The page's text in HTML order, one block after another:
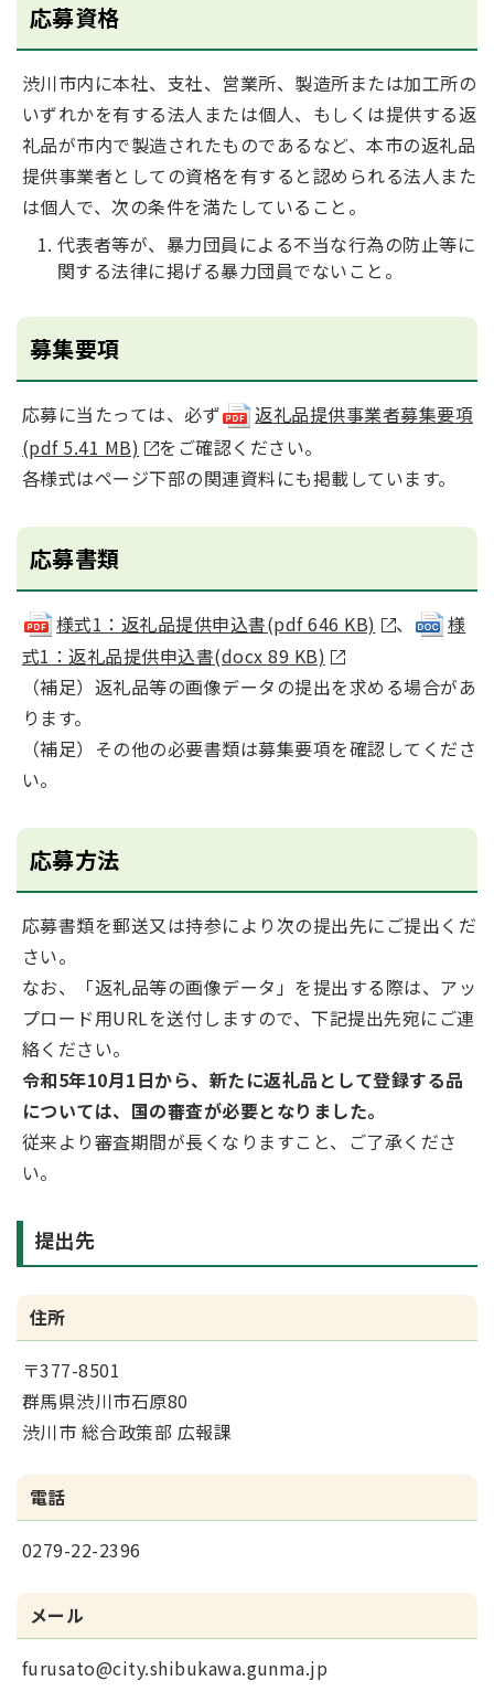
応募資格
渋川市内に本社、支社、営業所、製造所または加工所の
いずれかを有する法人または個人、もしくは提供する返
礼品が市内で製造されたものであるなど、本市の返礼品
提供事業者としての資格を有すると認められる法人また
は個人で、次の条件を満たしていること。
代表者等が、暴力団員による不当な行為の防止等に
関する法律に掲げる暴力団員でないこと。
募集要項
応募に当たっては、必ず
返礼品提供事業者募集要項
(pdf 5.41 MB)
をご確認ください。
各様式はページ下部の関連資料にも掲載しています。
応募書類
様式1：返礼品提供申込書(pdf 646 KB) 、
様
式1：返礼品提供申込書(docx 89 KB)
（補足）返礼品等の画像データの提出を求める場合があ
ります。
（補足）その他の必要書類は募集要項を確認してくださ
い。
応募方法
応募書類を郵送又は持参により次の提出先にご提出くだ
さい。
なお、「返礼品等の画像データ」を提出する際は、アッ
プロード用URLを送付しますので、下記提出先宛にご連
絡ください。
令和5年10月1日から、新たに返礼品として登録する品
については、国の審査が必要となりました。
従来より審査期間が長くなりますこと、ご了承くださ
い。
提出先
住所
〒377-8501
群馬県渋川市石原80
渋川市 総合政策部 広報課
電話
0279-22-2396
メール
furusato@city.shibukawa.gunma.jp